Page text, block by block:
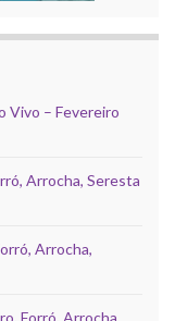
Vivo – Fevereiro
Arrocha, Seresta
Arrocha,
Forró, Arrocha,